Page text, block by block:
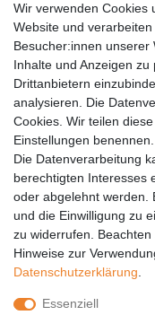
Versandkosten
Barrierefreiheit
Anleitungen
Vertrag widerrufen
PARTNER
DHL
GLS
PaketPLUS
SPONSORING
Wir verwenden Cookies
Website und
Besucher:innen unserer
Inhalte und Anzeigen
Drittanbietern
analysieren. Die
Cookies. Wir teilen
Einstellungen benennen.
Die Datenverarbeitung
berechtigten Interesses
oder abgelehnt werden.
und die Einwilligung zu
zu widerrufen. Beachten
Hinweise zur
Daten­schutz­erklärung
Essenziell